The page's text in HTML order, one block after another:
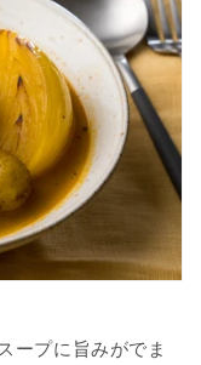
ープに旨みがでま